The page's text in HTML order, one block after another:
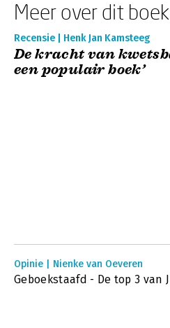
Meer over dit boek
Recensie | Henk Jan Kamsteeg
De kracht van
een populair boek’
Opinie | Nienke van Oeveren
Geboekstaafd - De top 3 van